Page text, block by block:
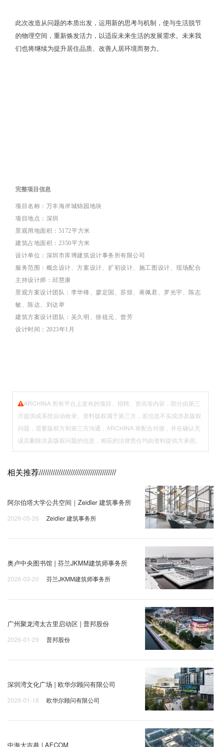
此次改造从问题的本质出发，运用新的思考与机制，使与生活脱节
的物理空间，重新焕发活力，以适应未来生活的发展需求。未来我
们也将继续为提升居住品质、改善人居环境而努力。
完整项目信息
项目名称：万丰海岸城锦园地块
项目地点：深圳
景观用地面积：5172平方米
建筑占地面积：2350平方米
设计单位：深圳市库博建筑设计事务所有限公司
服务范围：概念设计、方案设计、扩初设计、施工图设计、现场配合
主持设计师：邱慧康
景观方案设计团队：李华锋、廖定国、苏煜、蒋佩君、罗光宇、陈志
敏、陈达、刘达举
建筑方案设计团队：吴久明、徐祖元、曾芳
设计时间：2023年1月
ARCHINA 所有平台上发布的项目、招聘、资讯等内容，部分由第三
方提供或系统自动收录。资料版权属于第三方，若信息不实或涉及版权
问题，需要版权方和第三方沟通，ARCHINA 将配合对接，并在确认无
误后删除涉及版权问题的信息，相应的法律责任均由资料提供方承担。
相关推荐///////////////////////////////////////
阿尔伯塔大学公共空间｜Zeidler 建筑事务所
2026-05-26 Zeidler 建筑事务所
奥卢中央图书馆 | 芬兰JKMM建筑师事务所
2026-03-20 芬兰JKMM建筑师事务所
广州聚龙湾太古里启动区 | 普邦股份
2026-01-29 普邦股份
深圳湾文化广场 | 欧华尔顾问有限公司
2026-01-18 欧华尔顾问有限公司
中海大吉巷 | AECOM